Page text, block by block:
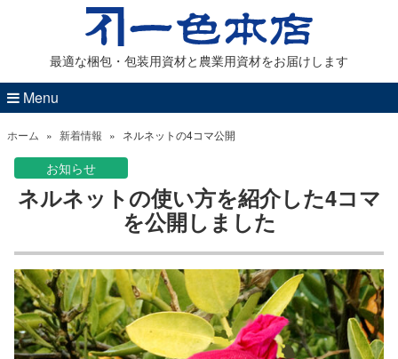
最適な梱包・包装用資材と農業用資材をお届けします
Menu
ホーム » 新着情報 » ネルネットの4コマ公開
お知らせ
ネルネットの使い方を紹介した4コマ
を公開しました